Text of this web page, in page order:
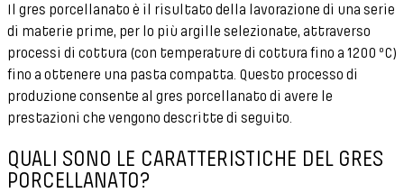
Il gres porcellanato è il risultato della lavorazione di una serie
di materie prime, per lo più argille selezionate, attraverso
processi di cottura (con temperature di cottura fino a 1200 ºC)
fino a ottenere una pasta compatta. Questo processo di
produzione consente al gres porcellanato di avere le
prestazioni che vengono descritte di seguito.
QUALI SONO LE CARATTERISTICHE DEL GRES
PORCELLANATO?